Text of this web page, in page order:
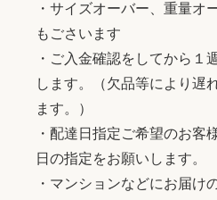
・サイズオーバー、重量オ
もごさいます
・ご入金確認をしてから１
します。（欠品等により遅
ます。）
・配達日指定ご希望のお客
日の指定をお願いします。
・マンションなどにお届け